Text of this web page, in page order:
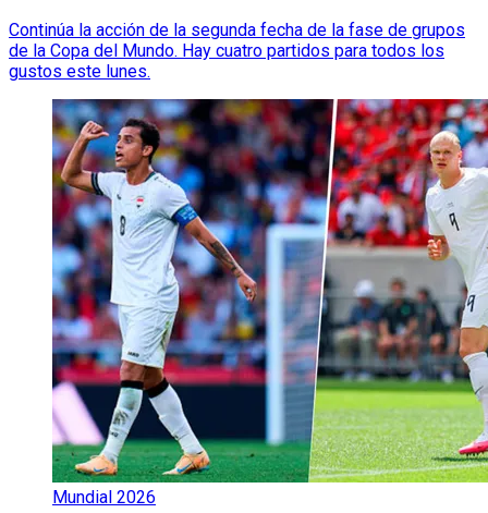
Continúa la acción de la segunda fecha de la fase de grupos
de la Copa del Mundo. Hay cuatro partidos para todos los
gustos este lunes.
Mundial 2026